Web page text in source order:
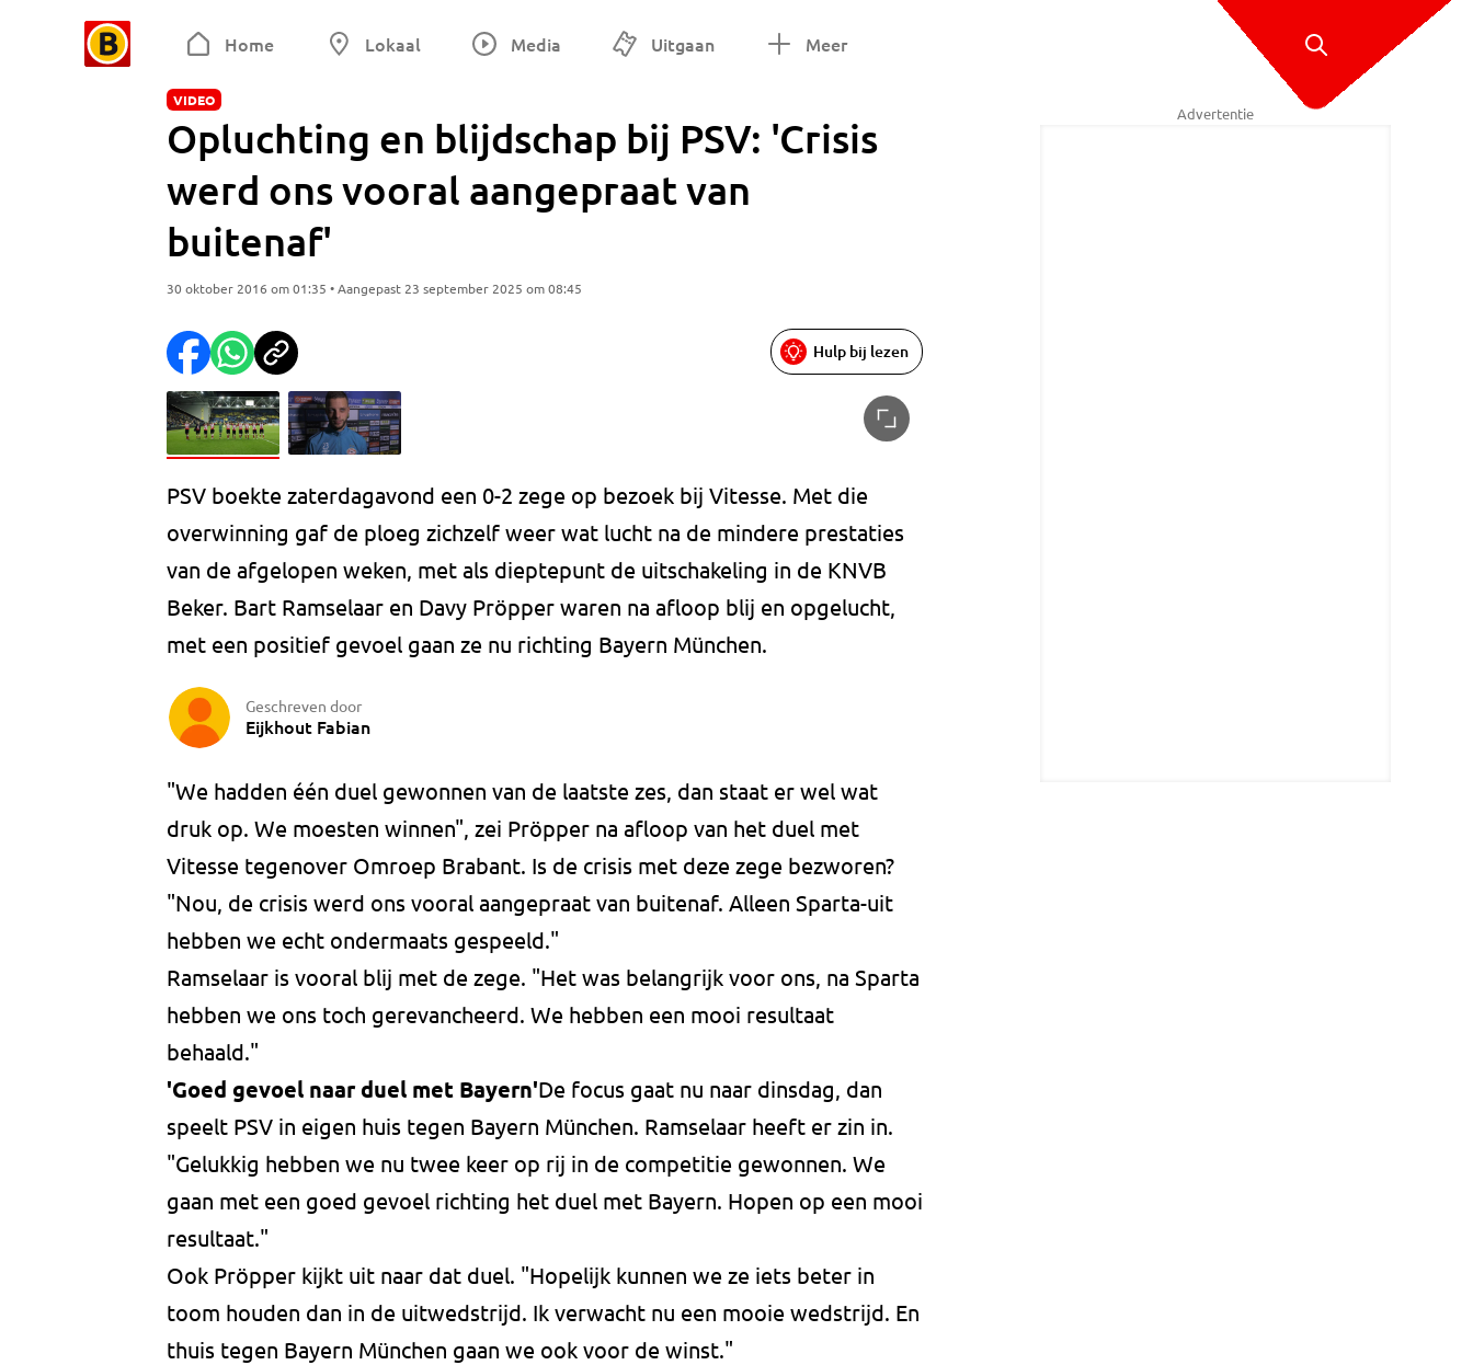
Home Lokaal Media Uitgaan Meer
VIDEO
Opluchting en blijdschap bij PSV: 'Crisis
werd ons vooral aangepraat van
buitenaf'
30 oktober 2016 om 01:35 • Aangepast 23 september 2025 om 08:45
Hulp bij lezen
PSV boekte zaterdagavond een 0-2 zege op bezoek bij Vitesse. Met die
overwinning gaf de ploeg zichzelf weer wat lucht na de mindere prestaties
van de afgelopen weken, met als dieptepunt de uitschakeling in de KNVB
Beker. Bart Ramselaar en Davy Pröpper waren na afloop blij en opgelucht,
met een positief gevoel gaan ze nu richting Bayern München.
Geschreven door
Eijkhout Fabian
"We hadden één duel gewonnen van de laatste zes, dan staat er wel wat
druk op. We moesten winnen", zei Pröpper na afloop van het duel met
Vitesse tegenover Omroep Brabant. Is de crisis met deze zege bezworen?
"Nou, de crisis werd ons vooral aangepraat van buitenaf. Alleen Sparta-uit
hebben we echt ondermaats gespeeld."
Ramselaar is vooral blij met de zege. "Het was belangrijk voor ons, na Sparta
hebben we ons toch gerevancheerd. We hebben een mooi resultaat
behaald."
'Goed gevoel naar duel met Bayern'De focus gaat nu naar dinsdag, dan
speelt PSV in eigen huis tegen Bayern München. Ramselaar heeft er zin in.
"Gelukkig hebben we nu twee keer op rij in de competitie gewonnen. We
gaan met een goed gevoel richting het duel met Bayern. Hopen op een mooi
resultaat."
Ook Pröpper kijkt uit naar dat duel. "Hopelijk kunnen we ze iets beter in
toom houden dan in de uitwedstrijd. Ik verwacht nu een mooie wedstrijd. En
thuis tegen Bayern München gaan we ook voor de winst."
Advertentie